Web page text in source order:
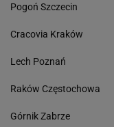
Pogoń Szczecin
Cracovia Kraków
Lech Poznań
Raków Częstochowa
Górnik Zabrze